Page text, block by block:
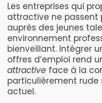
Les entreprises qui
attractive ne passent
auprès des jeunes
environnement
bienveillant. Intégrer
offres d’emploi rend
attractive face à la
particulièrement rude
actuel.